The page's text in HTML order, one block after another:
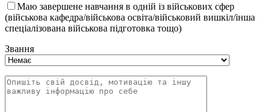
Маю завершене навчання в одній із військових сфер
(військова кафедра/військова освіта/військовий вишкіл/інша
спеціалізована військова підготовка тощо)
Звання